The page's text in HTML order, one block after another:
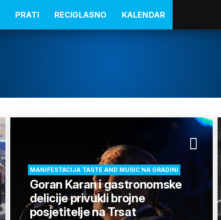
PRATI RECIGLASNO KALENDAR
MANIFESTACIJA TASTE AND MUSIC NA GRADINI
Goran Karan i gastronomske
delicije privukli brojne
posjetitelje na Trsat